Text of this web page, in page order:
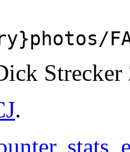
Strecker
.